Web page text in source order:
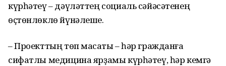
күрһәтеү – дәүләттең социаль сәйәсәтенең
өҫтөнлөклө йүнәлеше.
– Проекттың төп маҡсаты – һәр гражданға
сифатлы медицина ярҙамы күрһәтеү, һәр кемгә